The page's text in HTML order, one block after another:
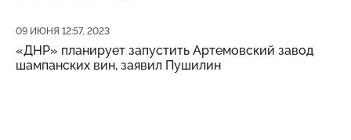
Дата публикации
09 ИЮНЯ 12:57, 2023
«ДНР» планирует запустить Артемовский завод
шампанских вин, заявил Пушилин